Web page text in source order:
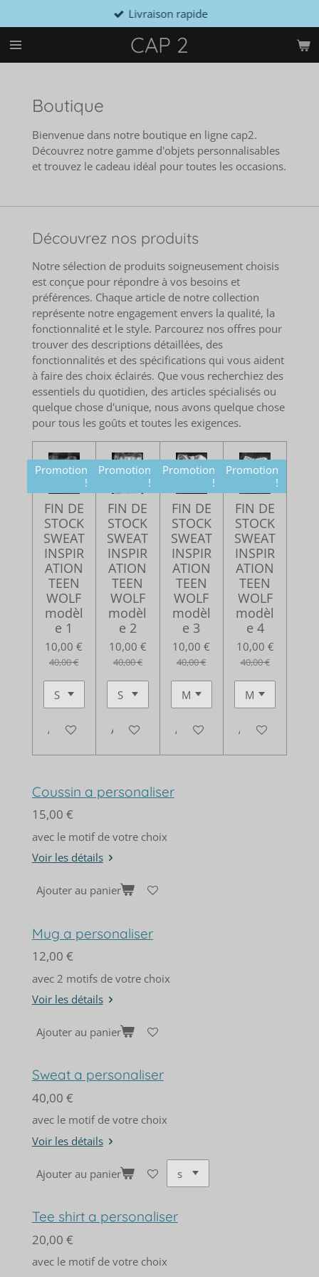
au
contenu
principal
CAP 2
Livraison rapide
Boutique
Bienvenue dans notre boutique en ligne cap2.
Découvrez notre gamme d'objets personnalisables
et trouvez le cadeau idéal pour toutes les occasions.
Découvrez nos produits
Notre sélection de produits soigneusement choisis
est conçue pour répondre à vos besoins et
préférences. Chaque article de notre collection
représente notre engagement envers la qualité, la
fonctionnalité et le style. Parcourez nos offres pour
trouver des descriptions détaillées, des
fonctionnalités et des spécifications qui vous aident
à faire des choix éclairés. Que vous recherchiez des
essentiels du quotidien, des articles spécialisés ou
quelque chose d'unique, nous avons quelque chose
pour tous les goûts et toutes les exigences.
Promotion
!
FIN DE
STOCK
SWEAT
INSPIR
ATION
TEEN
WOLF
modèl
e 1
10,00 €
40,00 €
Ajouter au panier
Promotion
!
FIN DE
STOCK
SWEAT
INSPIR
ATION
TEEN
WOLF
modèl
e 2
10,00 €
40,00 €
Ajouter au panier
Promotion
!
FIN DE
STOCK
SWEAT
INSPIR
ATION
TEEN
WOLF
modèl
e 3
10,00 €
40,00 €
Ajouter au panier
Promotion
!
FIN DE
STOCK
SWEAT
INSPIR
ATION
TEEN
WOLF
modèl
e 4
10,00 €
40,00 €
Ajouter au
Coussin a personaliser
15,00 €
avec le motif de votre choix
Voir les détails
Ajouter au panier
Mug a personaliser
12,00 €
avec 2 motifs de votre choix
Voir les détails
Ajouter au panier
Sweat a personaliser
40,00 €
avec le motif de votre choix
Voir les détails
Ajouter au panier
Tee shirt a personaliser
20,00 €
avec le motif de votre choix